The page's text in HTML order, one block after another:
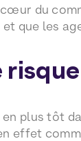
du
que les
plus tôt
effet